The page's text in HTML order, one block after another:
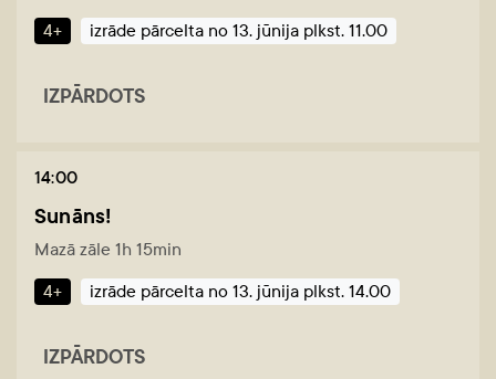
4+
izrāde pārcelta no 13. jūnija plkst. 11.00
IZPĀRDOTS
14:00
Sunāns!
Mazā zāle 1h 15min
4+
izrāde pārcelta no 13. jūnija plkst. 14.00
IZPĀRDOTS